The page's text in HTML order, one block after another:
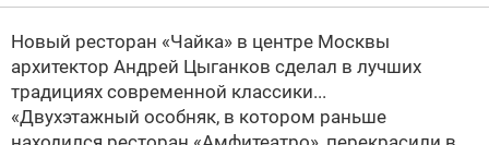
Новый ресторан «Чайка» в центре Москвы
архитектор Андрей Цыганков сделал в лучших
традициях современной классики...
«Двухэтажный особняк, в котором раньше